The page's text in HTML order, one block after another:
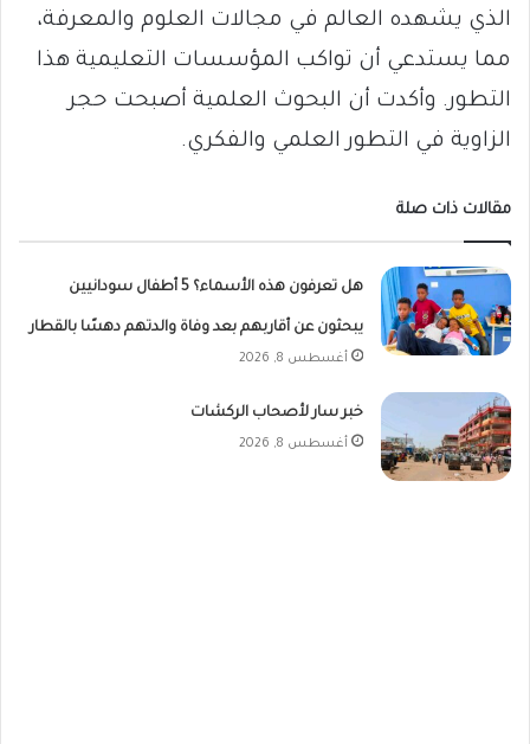
الذي يشهده العالم في مجالات العلوم والمعرفة،
مما يستدعي أن تواكب المؤسسات التعليمية هذا
التطور. وأكدت أن البحوث العلمية أصبحت حجر
الزاوية في التطور العلمي والفكري.
مقالات ذات صلة
هل تعرفون هذه الأسماء؟ 5 أطفال سودانيين
يبحثون عن أقاربهم بعد وفاة والدتهم دهسًا بالقطار
أغسطس 8, 2026
خبر سار لأصحاب الركشات
أغسطس 8, 2026